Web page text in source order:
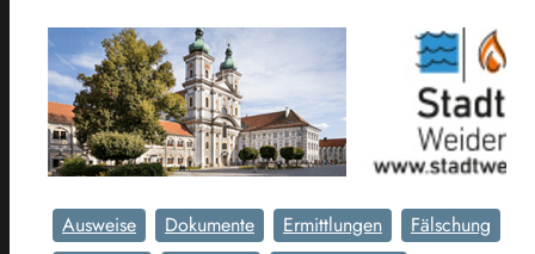
Ausweise Dokumente Ermittlungen
Fälschung